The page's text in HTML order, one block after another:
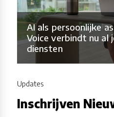
AI als persoonlijke
Voice verbindt nu al
diensten
Updates
Inschrijven